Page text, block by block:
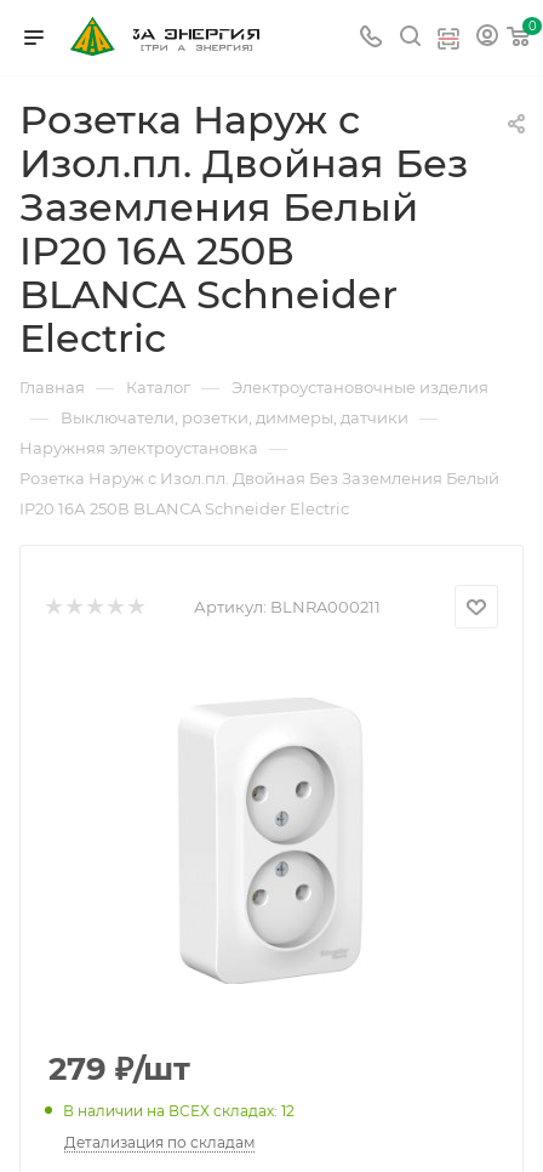
0
Розетка Наруж с
Изол.пл. Двойная Без
Заземления Белый
IP20 16А 250В
BLANCA Schneider
Electric
Главная — Каталог — Электроустановочные изделия
— Выключатели, розетки, диммеры, датчики —
Наружняя электроустановка —
Розетка Наруж с Изол.пл. Двойная Без Заземления Белый
IP20 16А 250В BLANCA Schneider Electric
Артикул: BLNRA000211
279 ₽/шт
В наличии на ВСЕХ складах: 12
Детализация по складам